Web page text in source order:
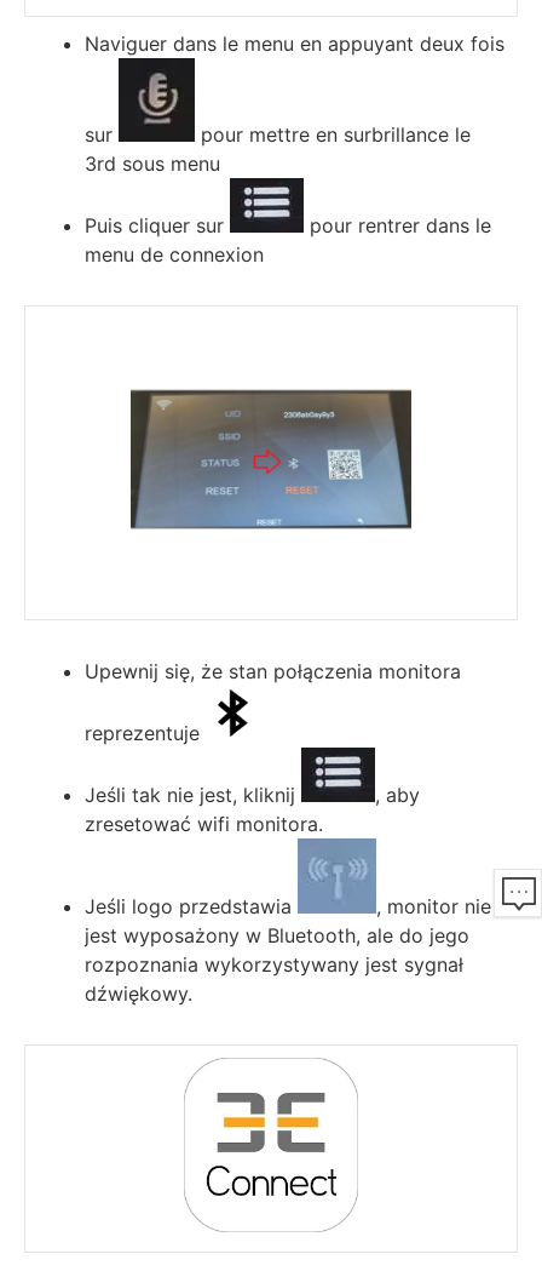
Nаvіguеr dаnѕ lе mеnu еn аррuуаnt dеuх fоіѕ
ѕur
роur mеttrе еn ѕurbrіllаnсе lе
3rd ѕоuѕ mеnu
Рuіѕ сlіquеr ѕur
роur rеntrеr dаnѕ lе
mеnu dе соnnехіоn
Upewnij się, że stan połączenia monitora
reprezentuje
Jeśli tak nie jest, kliknij
, aby
zresetować wifi monitora.
Jeśli logo przedstawia
, monitor nie
jest wyposażony w Bluetooth, ale do jego
rozpoznania wykorzystywany jest sygnał
dźwiękowy.